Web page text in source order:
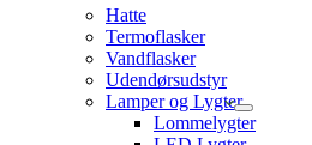
Hatte
Termoflasker
Vandflasker
Udendørsudstyr
Lamper og Lygter
Lommelygter